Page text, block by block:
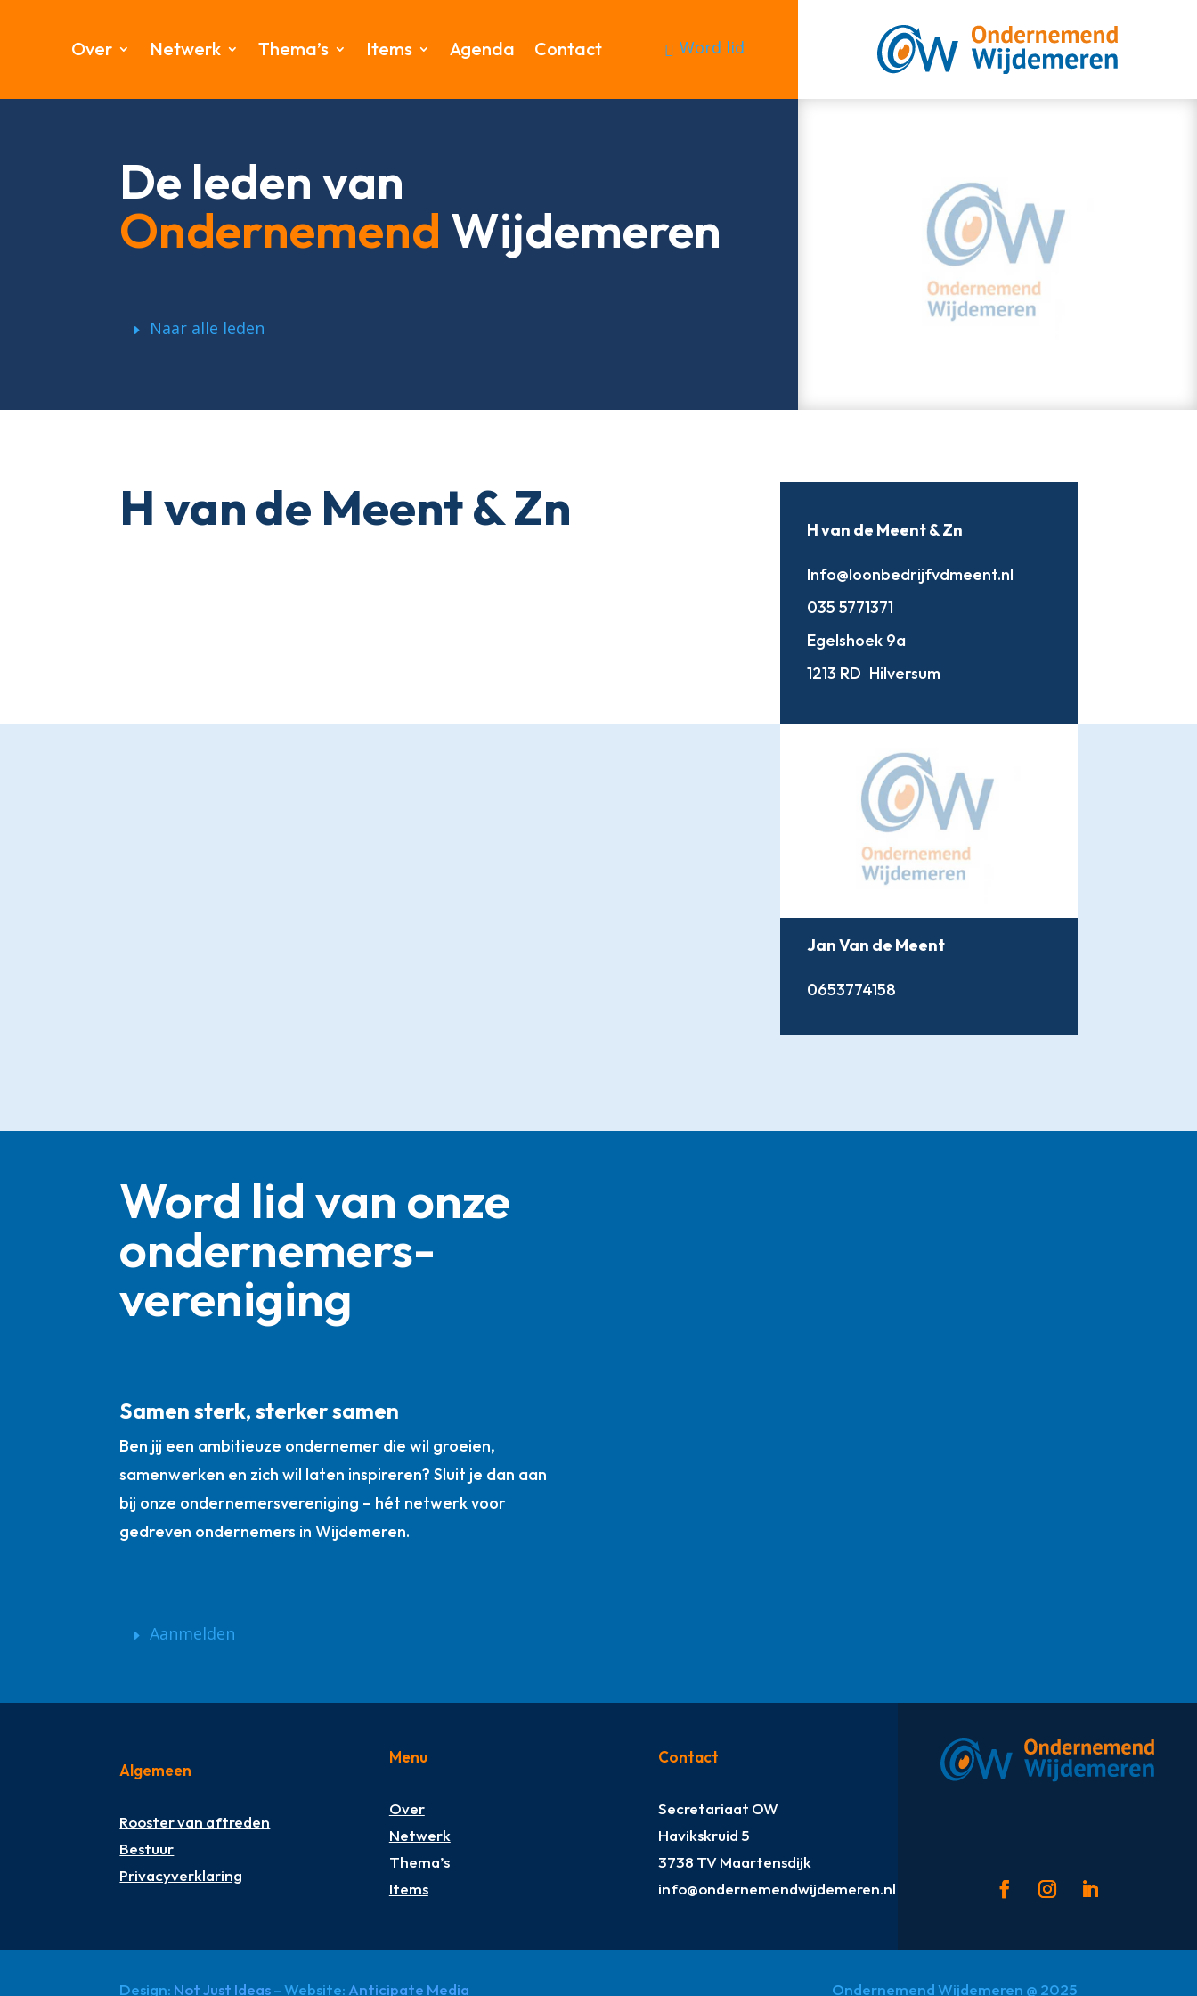
Over Netwerk Thema’s Items Agenda Contact Word lid
De leden van
Ondernemend Wijdemeren
Naar alle leden
H van de Meent & Zn H van de Meent & Zn
Info@loonbedrijfvdmeent.nl
035 5771371
Egelshoek 9a
1213 RD Hilversum
Jan Van de Meent
0653774158
Word lid van onze
ondernemers­
vereniging
Samen sterk, sterker samen
Ben jij een ambitieuze ondernemer die wil groeien,
samenwerken en zich wil laten inspireren? Sluit je dan aan
bij onze ondernemersvereniging – hét netwerk voor
gedreven ondernemers in Wijdemeren.
Aanmelden
Algemeen
Rooster van aftreden
Bestuur
Privacyverklaring
Menu
Over
Netwerk
Thema’s
Items
Contact
Secretariaat OW
Havikskruid 5
3738 TV Maartensdijk
info@ondernemendwijdemeren.nl
Design: Not Just Ideas– Website: Anticipate Media Ondernemend Wijdemeren @ 2025